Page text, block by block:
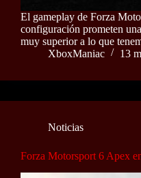
El gameplay de Forza
configuración prometen
muy superior a lo que
XboxManiac
13
Noticias
Forza Motorsport 6 Apex